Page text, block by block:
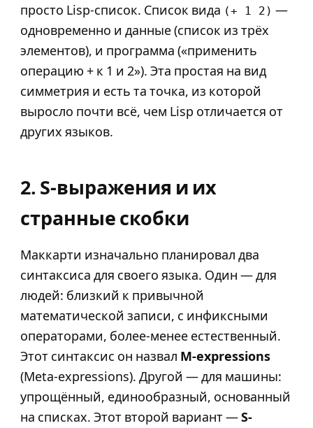
просто Lisp-список. Список вида (+ 1 2) —
одновременно и данные (список из трёх
элементов), и программа («применить
операцию + к 1 и 2»). Эта простая на вид
симметрия и есть та точка, из которой
выросло почти всё, чем Lisp отличается от
других языков.
2. S-выражения и их
странные скобки
Маккарти изначально планировал два
синтаксиса для своего языка. Один — для
людей: близкий к привычной
математической записи, с инфиксными
операторами, более-менее естественный.
Этот синтаксис он назвал M-expressions
(Meta-expressions). Другой — для машины:
упрощённый, единообразный, основанный
на списках. Этот второй вариант —S-